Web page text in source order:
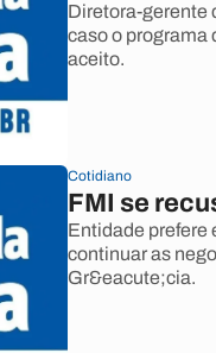
Diretora-gerente
caso o
aceito.
Cotidiano
FMI se
Entidade prefere
continuar as
Gr&eacute;cia.